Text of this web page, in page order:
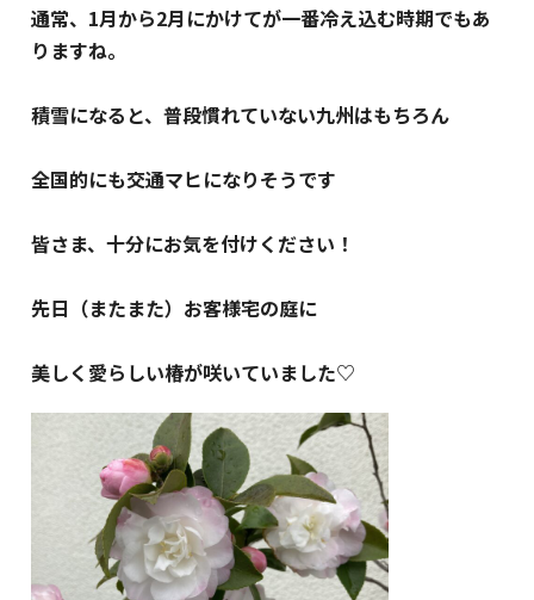
通常、1月から2月にかけてが一番冷え込む時期でもあ
りますね。
積雪になると、普段慣れていない九州はもちろん
全国的にも交通マヒになりそうです
皆さま、十分にお気を付けください！
先日（またまた）お客様宅の庭に
美しく愛らしい椿が咲いていました♡